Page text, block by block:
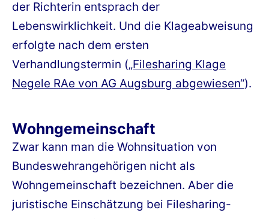
der Richterin entsprach der
Lebenswirklichkeit. Und die Klageabweisung
erfolgte nach dem ersten
Verhandlungstermin („Filesharing Klage
Negele RAe von AG Augsburg abgewiesen“).
Wohngemeinschaft
Zwar kann man die Wohnsituation von
Bundeswehrangehörigen nicht als
Wohngemeinschaft bezeichnen. Aber die
juristische Einschätzung bei Filesharing-